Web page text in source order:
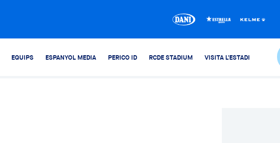
EQUIPS ESPANYOL MEDIA PERICO ID RCDE STADIUM VISITA L'ESTADI